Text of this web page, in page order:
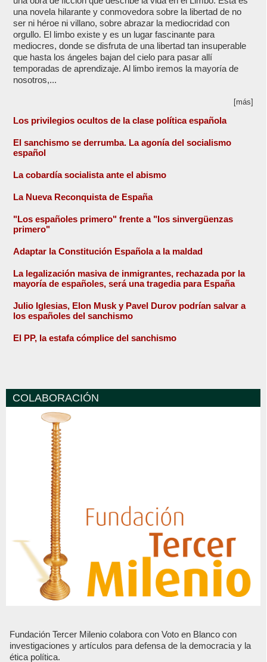
una novela hilarante y conmovedora sobre la libertad de no
ser ni héroe ni villano, sobre abrazar la mediocridad con
orgullo. El limbo existe y es un lugar fascinante para
mediocres, donde se disfruta de una libertad tan insuperable
que hasta los ángeles bajan del cielo para pasar allí
temporadas de aprendizaje. Al limbo iremos la mayoría de
nosotros,...
[más]
Los privilegios ocultos de la clase política española
El sanchismo se derrumba. La agonía del socialismo
español
La cobardía socialista ante el abismo
La Nueva Reconquista de España
"Los españoles primero" frente a "los sinvergüenzas
primero"
Adaptar la Constitución Española a la maldad
La legalización masiva de inmigrantes, rechazada por la
mayoría de españoles, será una tragedia para España
Julio Iglesias, Elon Musk y Pavel Durov podrían salvar a
los españoles del sanchismo
El PP, la estafa cómplice del sanchismo
COLABORACIÓN
Fundación Tercer Milenio colabora con Voto en Blanco con
investigaciones y artículos para defensa de la democracia y la
ética política.